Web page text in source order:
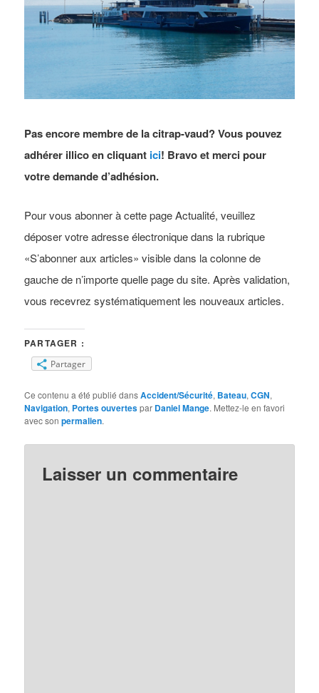
Pas encore membre de la citrap-vaud? Vous pouvez
adhérer illico en cliquant ici! Bravo et merci pour
votre demande d’adhésion.
Pour vous abonner à cette page Actualité, veuillez
déposer votre adresse électronique dans la rubrique
«S’abonner aux articles» visible dans la colonne de
gauche de n’importe quelle page du site. Après validation,
vous recevrez systématiquement les nouveaux articles.
PARTAGER :
Partager
Ce contenu a été publié dansAccident/Sécurité, Bateau,CGN,
Navigation, Portes ouvertespar Daniel Mange. Mettez-le en favori
avec sonpermalien.
Laisser un commentaire